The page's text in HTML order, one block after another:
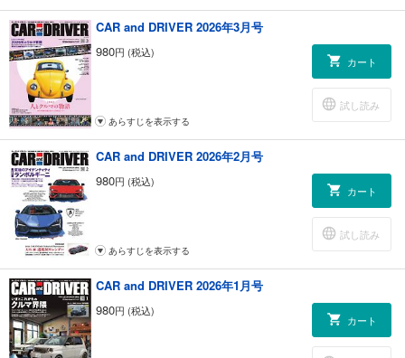
（ドライバーズインフォメーション）
トヨタ、日産、ホンダが2023年シーズンの参戦計画を発表 （We Love
Motorsports !!）
プレゼント
アートギャラリー／白鳥彰
I LOVE CARS マイクラC+Cオーナーズクラブ
クルマのある人生の楽しみ方 ランボルギーニ／NISMO／ホンダ
ACDelco キッズメカニック体験イベント
NEW トヨタ・アクアGRスポーツ／新型 SUBARUクロストレック （ワー
ルドオートモーティブニュース）
ルノー・アルカナMHV （ワールドオートモーティブニュース）
ランボルギーニ会長兼最高経営責任者インタビュー （ワールドオートモ
ーティブニュース）
ホンダの全方位安全運転支援システムがさらに進化 （ワールドオートモ
ーティブニュース）
I Love Customizing NISMO
I Love Customizing 無限
I Love Customizing STI
I Love Customizing TRD
新型タイヤ試乗レポート ブリヂストン ブリザックVRX3
CAR and DRIVER 2026年3月号
980円 (税込)
カート
試し読み
あらすじを表示する
CAR and DRIVER 2026年2月号
980円 (税込)
カート
試し読み
あらすじを表示する
CAR and DRIVER 2026年1月号
980円 (税込)
カート